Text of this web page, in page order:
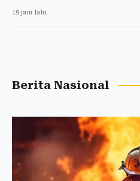
19 jam lalu
Berita Nasional